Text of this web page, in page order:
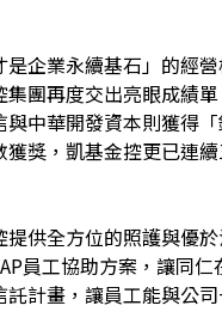
企業永續基石」的經
團再度交出亮眼成績
中華開發資本則獲得
獎，凱基金控更已連
供全方位的照護與優
員工協助方案，讓同
計畫，讓員工能與公